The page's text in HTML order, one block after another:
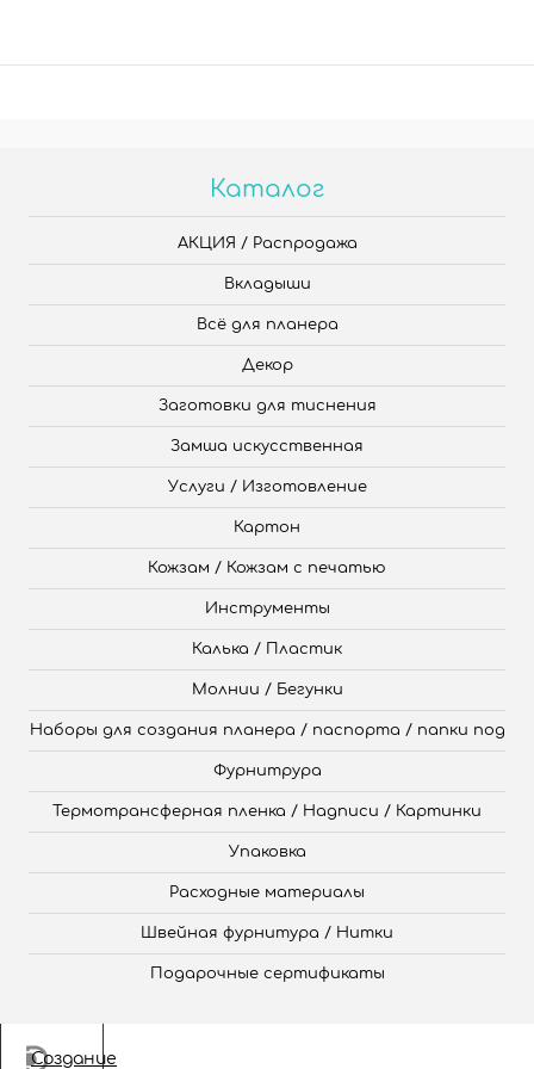
Каталог
АКЦИЯ / Распродажа
Вкладыши
Всё для планера
Декор
Заготовки для тиснения
Замша искусственная
Услуги / Изготовление
Картон
Кожзам / Кожзам с печатью
Инструменты
Калька / Пластик
Молнии / Бегунки
Наборы для создания планера / паспорта / папки под
Фурнитрура
Термотрансферная пленка / Надписи / Картинки
Упаковка
Расходные материалы
Швейная фурнитура / Нитки
Подарочные сертификаты
Создание